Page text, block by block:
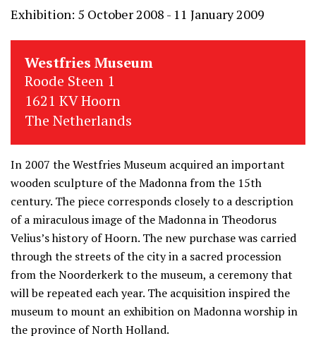
Exhibition: 5 October 2008 - 11 January 2009
Westfries Museum
Roode Steen 1
1621 KV Hoorn
The Netherlands
In 2007 the Westfries Museum acquired an important
wooden sculpture of the Madonna from the 15th
century. The piece corresponds closely to a description
of a miraculous image of the Madonna in Theodorus
Velius’s history of Hoorn. The new purchase was carried
through the streets of the city in a sacred procession
from the Noorderkerk to the museum, a ceremony that
will be repeated each year. The acquisition inspired the
museum to mount an exhibition on Madonna worship in
the province of North Holland.